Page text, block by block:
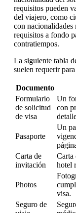
requisitos pueden
del viajero, como
con nacionalidades
requisitos a fondo
contratiempos.
La siguiente tabla
suelen requerir
Documento
Formulario
de solicitud
de visa
Un
con
Pasaporte
Un
Carta de
invitación
Carta
hotel
Photos
visa.
Seguro de